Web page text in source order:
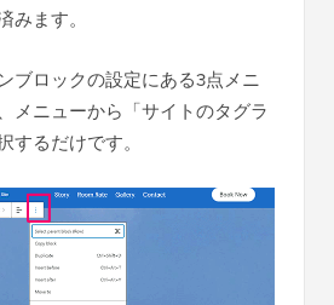
みます。
ブロックの設定にある3点メニ
メニューから「サイトのタグラ
するだけです。